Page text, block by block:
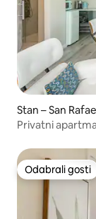
Stan – San
Privatni
Odabrali gosti
Odabrali gosti